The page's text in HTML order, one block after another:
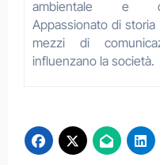
ambientale e
Appassionato di
mezzi di
influenzano la società.